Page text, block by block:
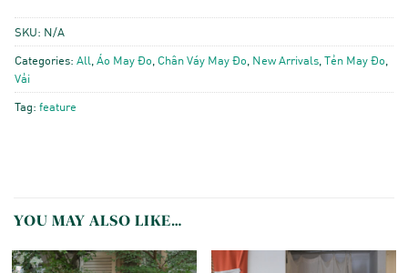
SKU: N/A
Categories: All,Áo May Đo, Chân Váy May Đo, New Arrivals,Tẻn May Đo,
Vải
Tag: feature
YOU MAY ALSO LIKE…